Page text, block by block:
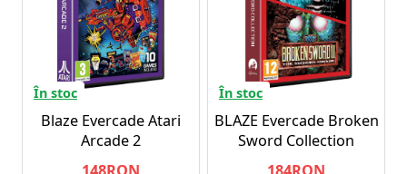
În stoc
Blaze Evercade Atari
Arcade 2
În stoc
BLAZE Evercade Broken
Sword Collection